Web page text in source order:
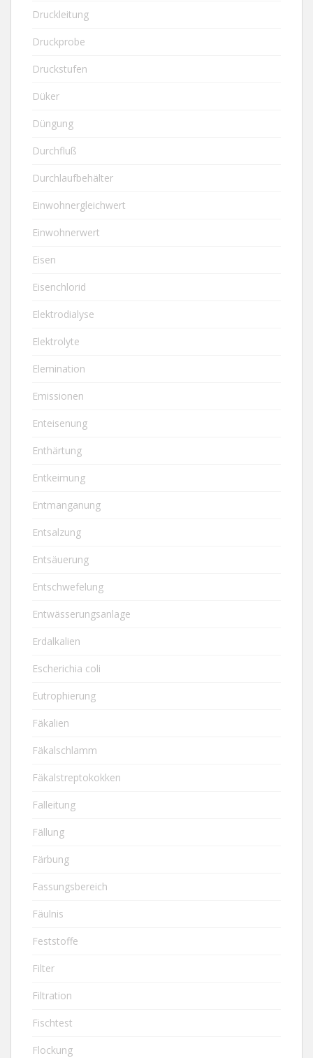
Druckleitung
Druckprobe
Druckstufen
Düker
Düngung
Durchfluß
Durchlaufbehälter
Einwohnergleichwert
Einwohnerwert
Eisen
Eisenchlorid
Elektrodialyse
Elektrolyte
Elemination
Emissionen
Enteisenung
Enthärtung
Entkeimung
Entmanganung
Entsalzung
Entsäuerung
Entschwefelung
Entwässerungsanlage
Erdalkalien
Escherichia coli
Eutrophierung
Fäkalien
Fäkalschlamm
Fäkalstreptokokken
Falleitung
Fällung
Färbung
Fassungsbereich
Fäulnis
Feststoffe
Filter
Filtration
Fischtest
Flockung